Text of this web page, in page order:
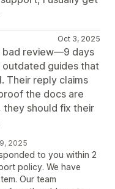
Oct 3, 2025
bad review—9 days
guides that
Their reply claims
the docs are
should fix their
2025
to you within 2
policy. We have
Our team